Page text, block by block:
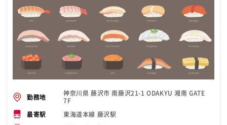
勤務地
神奈川県 藤沢市 南藤沢21-1 ODAKYU 湘南 GATE
7F
最寄駅 東海道本線 藤沢駅